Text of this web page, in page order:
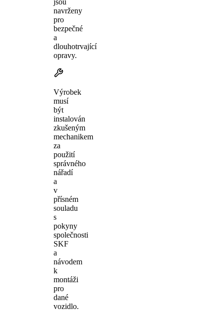
navrženy
pro
bezpečné
a
dlouhotrvající
opravy.
Výrobek
musí
být
instalován
zkušeným
mechanikem
za
použití
správného
nářadí
a
v
přísném
souladu
s
pokyny
společnosti
SKF
a
návodem
k
montáži
pro
dané
vozidlo.